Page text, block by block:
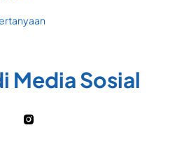
Media Sosial